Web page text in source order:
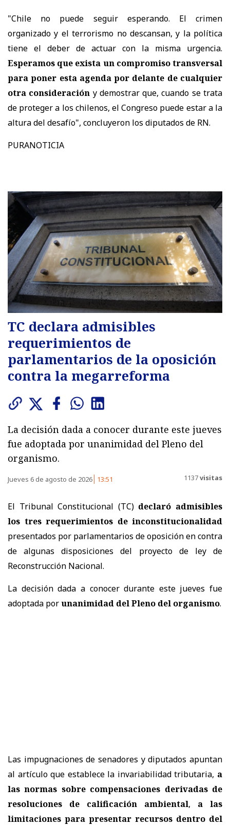
"Chile no puede seguir esperando. El crimen
organizado y el terrorismo no descansan, y la política
tiene el deber de actuar con la misma urgencia.
Esperamos que exista un compromiso transversal
para poner esta agenda por delante de cualquier
otra consideración y demostrar que, cuando se trata
de proteger a los chilenos, el Congreso puede estar a la
altura del desafío", concluyeron los diputados de RN.
PURANOTICIA
TC declara admisibles
requerimientos de
parlamentarios de la oposición
contra la megarreforma
La decisión dada a conocer durante este jueves
fue adoptada por unanimidad del Pleno del
organismo.
Jueves 6 de agosto de 2026 13:51 1137visitas
El Tribunal Constitucional (TC) declaró admisibles
los tres requerimientos de inconstitucionalidad
presentados por parlamentarios de oposición en contra
de algunas disposiciones del proyecto de ley de
Reconstrucción Nacional.
La decisión dada a conocer durante este jueves fue
adoptada porunanimidad del Pleno del organismo.
Las impugnaciones de senadores y diputados apuntan
al artículo que establece la invariabilidad tributaria, a
las normas sobre compensaciones derivadas de
resoluciones de calificación ambiental, a las
limitaciones para presentar recursos dentro del